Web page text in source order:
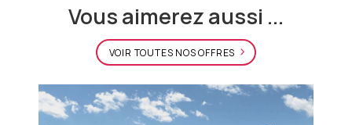
Vous aimerez aussi ...
VOIR TOUTES NOS OFFRES